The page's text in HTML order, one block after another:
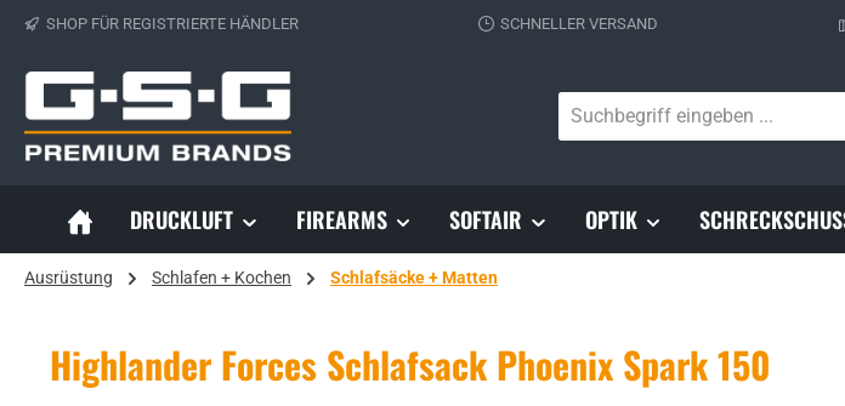
Hauptinhalt springen
Zur Suche springen
Zur Hauptnavigation springen
SHOP FÜR REGISTRIERTE HÄNDLER SCHNELLER VERSAND
DRUCKLUFT FIREARMS SOFTAIR OPTIK
Ausrüstung Schlafen + Kochen Schlafsäcke + Matten
Highlander Forces Schlafsack Phoenix Spark 150